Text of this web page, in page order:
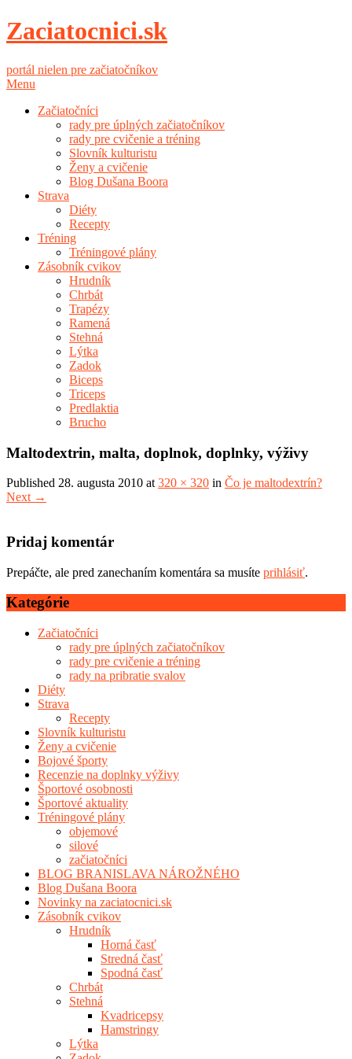
Zaciatocnici.sk
portál nielen pre začiatočníkov
Menu
Začiatočníci
rady pre úplných začiatočníkov
rady pre cvičenie a tréning
Slovník kulturistu
Ženy a cvičenie
Blog Dušana Boora
Strava
Diéty
Recepty
Tréning
Tréningové plány
Zásobník cvikov
Hrudník
Chrbát
Trapézy
Ramená
Stehná
Lýtka
Zadok
Biceps
Triceps
Predlaktia
Brucho
Maltodextrin, malta, doplnok, doplnky, výživy
Published 28. augusta 2010 at 320 × 320 in Čo je maltodextrín?
Next →
Pridaj komentár
Prepáčte, ale pred zanechaním komentára sa musíte prihlásiť.
Kategórie
Začiatočníci
rady pre úplných začiatočníkov
rady pre cvičenie a tréning
rady na pribratie svalov
Diéty
Strava
Recepty
Slovník kulturistu
Ženy a cvičenie
Bojové športy
Recenzie na doplnky výživy
Športové osobnosti
Športové aktuality
Tréningové plány
objemové
silové
začiatočníci
BLOG BRANISLAVA NÁROŽNÉHO
Blog Dušana Boora
Novinky na zaciatocnici.sk
Zásobník cvikov
Hrudník
Horná časť
Stredná časť
Spodná časť
Chrbát
Stehná
Kvadricepsy
Hamstringy
Lýtka